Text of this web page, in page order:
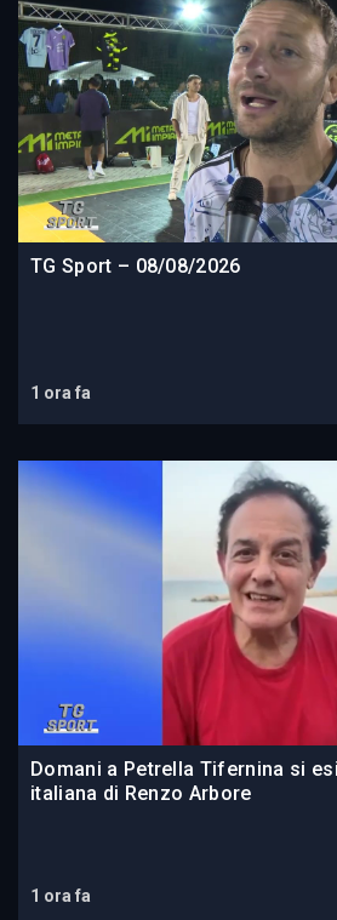
TG Sport – 08/08/2026
1 ora fa
Domani a Petrella Tifernina si
italiana di Renzo Arbore
1 ora fa